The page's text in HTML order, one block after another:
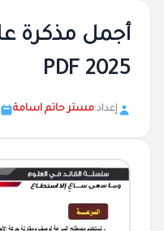
2025 PDF
إعداد:مستر حاتم اسامة